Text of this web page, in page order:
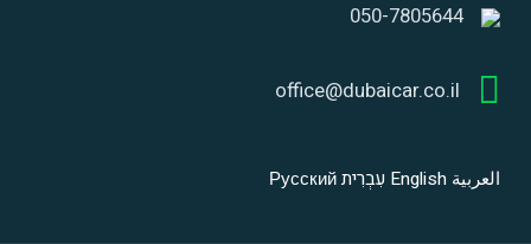
050-7805644
office@dubaicar.co.il
العربية English עִבְרִיתРусский